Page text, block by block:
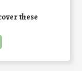
these